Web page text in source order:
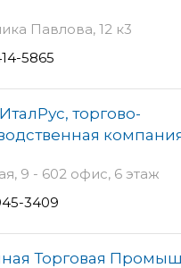
Павлова, 12 к3
5865
торгово-
9 - 602 офис, 6 этаж
3409
Торговая